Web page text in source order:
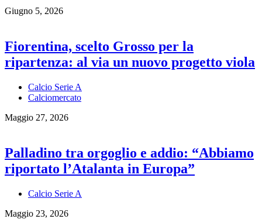
Giugno 5, 2026
Fiorentina, scelto Grosso per la
ripartenza: al via un nuovo progetto viola
Calcio Serie A
Calciomercato
Maggio 27, 2026
Palladino tra orgoglio e addio: “Abbiamo
riportato l’Atalanta in Europa”
Calcio Serie A
Maggio 23, 2026